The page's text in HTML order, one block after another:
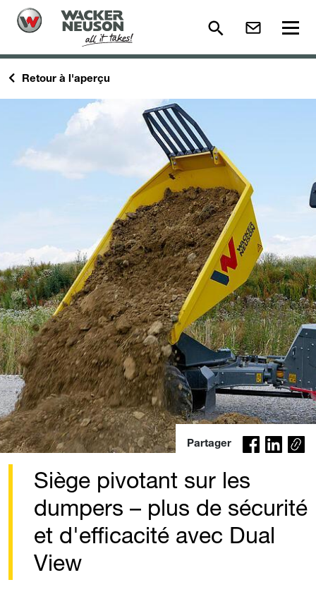
Retour à l'aperçu
Partager
Co
py
Siège pivotant sur les
dumpers – plus de sécurité
et d'efficacité avec Dual
View